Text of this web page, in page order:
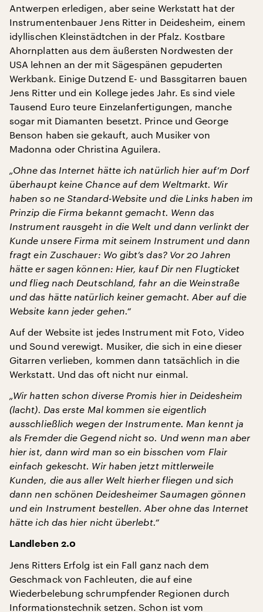
Antwerpen erledigen, aber seine Werkstatt hat der
Instrumentenbauer Jens Ritter in Deidesheim, einem
idyllischen Kleinstädtchen in der Pfalz. Kostbare
Ahornplatten aus dem äußersten Nordwesten der
USA lehnen an der mit Sägespänen gepuderten
Werkbank. Einige Dutzend E- und Bassgitarren bauen
Jens Ritter und ein Kollege jedes Jahr. Es sind viele
Tausend Euro teure Einzelanfertigungen, manche
sogar mit Diamanten besetzt. Prince und George
Benson haben sie gekauft, auch Musiker von
Madonna oder Christina Aguilera.
„Ohne das Internet hätte ich natürlich hier auf’m Dorf
überhaupt keine Chance auf dem Weltmarkt. Wir
haben so ne Standard-Website und die Links haben im
Prinzip die Firma bekannt gemacht. Wenn das
Instrument rausgeht in die Welt und dann verlinkt der
Kunde unsere Firma mit seinem Instrument und dann
fragt ein Zuschauer: Wo gibt’s das? Vor 20 Jahren
hätte er sagen können: Hier, kauf Dir nen Flugticket
und flieg nach Deutschland, fahr an die Weinstraße
und das hätte natürlich keiner gemacht. Aber auf die
Website kann jeder gehen.“
Auf der Website ist jedes Instrument mit Foto, Video
und Sound verewigt. Musiker, die sich in eine dieser
Gitarren verlieben, kommen dann tatsächlich in die
Werkstatt. Und das oft nicht nur einmal.
„Wir hatten schon diverse Promis hier in Deidesheim
(lacht). Das erste Mal kommen sie eigentlich
ausschließlich wegen der Instrumente. Man kennt ja
als Fremder die Gegend nicht so. Und wenn man aber
hier ist, dann wird man so ein bisschen vom Flair
einfach gekescht. Wir haben jetzt mittlerweile
Kunden, die aus aller Welt hierher fliegen und sich
dann nen schönen Deidesheimer Saumagen gönnen
und ein Instrument bestellen. Aber ohne das Internet
hätte ich das hier nicht überlebt.“
Landleben 2.0
Jens Ritters Erfolg ist ein Fall ganz nach dem
Geschmack von Fachleuten, die auf eine
Wiederbelebung schrumpfender Regionen durch
Informationstechnik setzen. Schon ist vom